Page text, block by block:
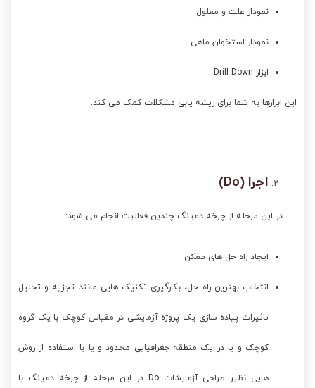
نمودار علت و معلول
نمودار استخوان ماهی
ابزار Drill Down
این ابزارها به شما برای ریشه یابی مشکلات کمک می کند.
اجرا (
Do
)
در این مرحله از چرخه دمینگ چندین فعالیت انجام می شود:
ایجاد راه حل های ممکن
انتخاب بهترین راه حل، بکارگیری تکنیک هایی مانند تجزیه و تحلیل
تاثیرات پیاده سازی یک پروژه آزمایشی در مقیاس کوچک با یک گروه
کوچک و یا در یک منطقه جغرافیایی محدود و یا با استفاده از روش
هایی نظیر طراحی آزمایشات Do در این مرحله از چرخه دمینگ با